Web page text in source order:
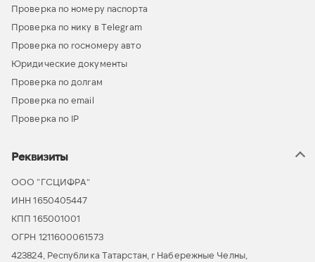
Проверка по номеру паспорта
Проверка по нику в Telegram
Проверка по госномеру авто
Юридические документы
Проверка по долгам
Проверка по email
Проверка по IP
Реквизиты
ООО “ГСЦИФРА”
ИНН 1650405447
КПП 165001001
ОГРН 1211600061573
423824, Республика Татарстан, г Набережные Челны,